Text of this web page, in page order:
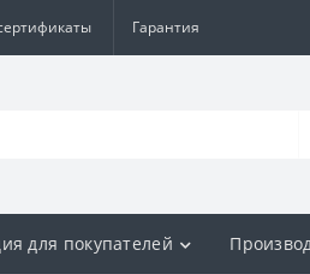
Гарантия
для покупателей